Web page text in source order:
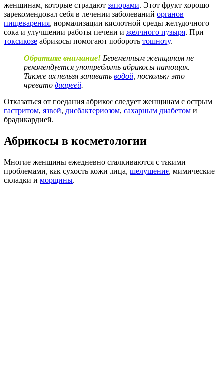
женщинам, которые страдают запорами. Этот фрукт хорошо
зарекомендовал себя в лечении заболеваний органов
пищеварения, нормализации кислотной среды желудочного
сока и улучшении работы печени и желчного пузыря. При
токсикозе абрикосы помогают побороть тошноту.
Обратите внимание! Беременным женщинам не
рекомендуется употреблять абрикосы натощак.
Также их нельзя запивать водой , поскольку это
чревато диареей.
Отказаться от поедания абрикос следует женщинам с острым
гастритом, язвой, дисбактериозом, сахарным диабетом и
брадикардией.
Абрикосы в косметологии
Многие женщины ежедневно сталкиваются с такими
проблемами, как сухость кожи лица, шелушение, мимические
складки и морщины.